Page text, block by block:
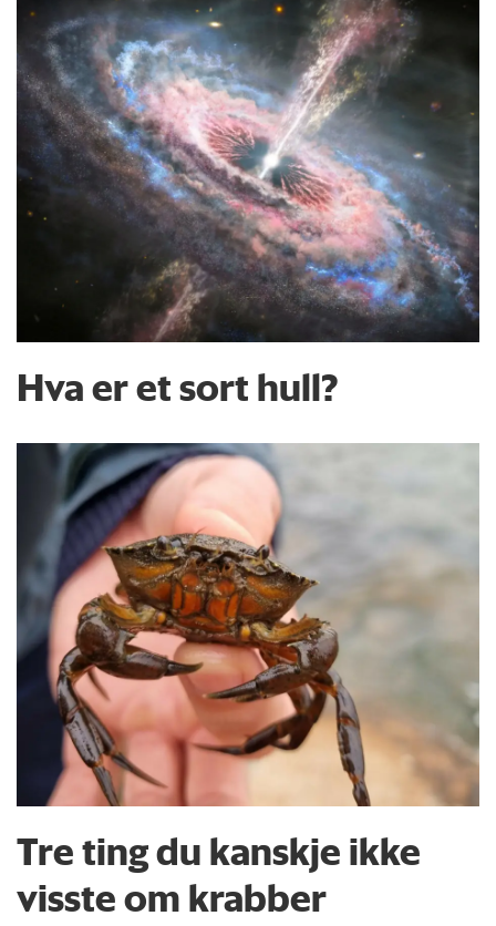
Hva er et sort hull?
Tre ting du kanskje ikke
visste om krabber